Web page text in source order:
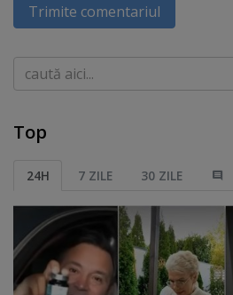
Trimite comentariul
Caută
Top
24H 7 ZILE 30 ZILE